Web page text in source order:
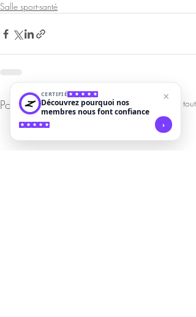
Salle sport-santé
Posts récents Voir tout
CERTIFIÉ
Découvrez pourquoi nos
membres nous font confiance
×
›